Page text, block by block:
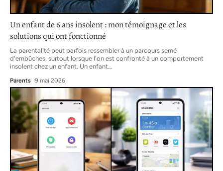
Un enfant de 6 ans insolent : mon témoignage et les
solutions qui ont fonctionné
La parentalité peut parfois ressembler à un parcours semé
d'embûches, surtout lorsque l'on est confronté à un comportement
insolent chez un enfant. Un enfant
Parents 9 mai 2026